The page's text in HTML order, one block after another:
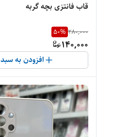
قاب فانتزی بچه گربه
280,000
50%
140,000
افزودن به سبد